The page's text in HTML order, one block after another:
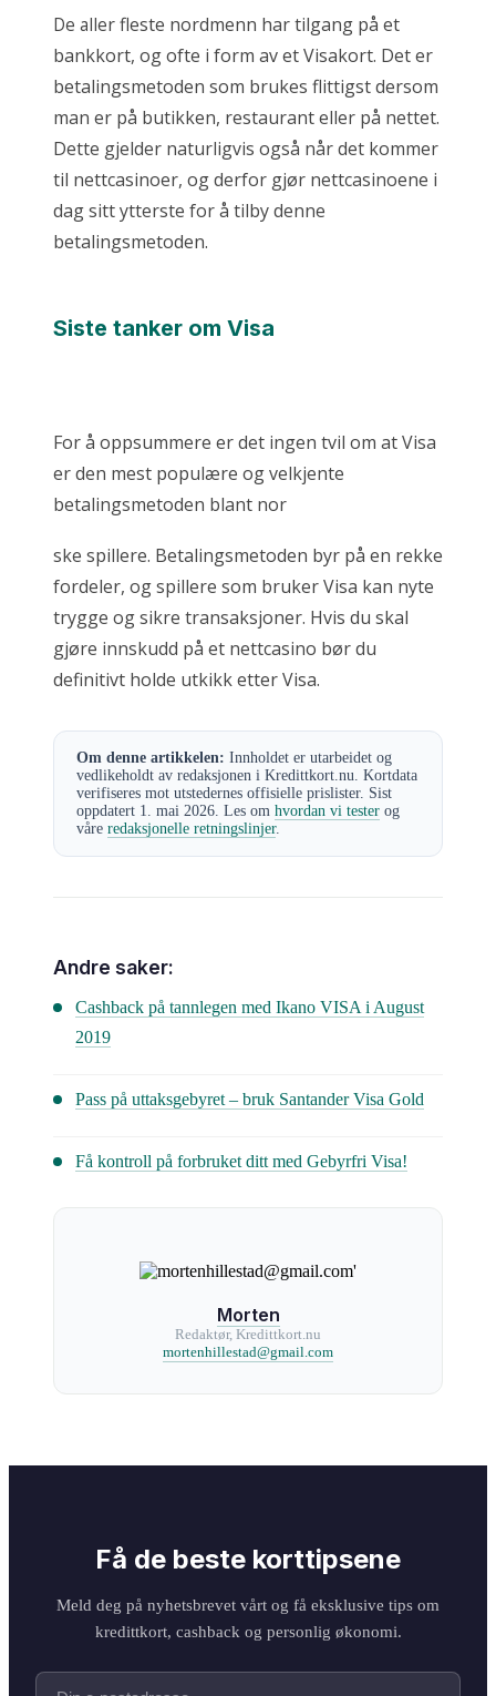
De aller fleste nordmenn har tilgang på et
bankkort, og ofte i form av et Visakort. Det er
betalingsmetoden som brukes flittigst dersom
man er på butikken, restaurant eller på nettet.
Dette gjelder naturligvis også når det kommer
til nettcasinoer, og derfor gjør nettcasinoene i
dag sitt ytterste for å tilby denne
betalingsmetoden.
Siste tanker om Visa
For å oppsummere er det ingen tvil om at Visa
er den mest populære og velkjente
betalingsmetoden blant nor
ske spillere. Betalingsmetoden byr på en rekke
fordeler, og spillere som bruker Visa kan nyte
trygge og sikre transaksjoner. Hvis du skal
gjøre innskudd på et nettcasino bør du
definitivt holde utkikk etter Visa.
Om denne artikkelen: Innholdet er utarbeidet og
vedlikeholdt av redaksjonen i Kredittkort.nu. Kortdata
verifiseres mot utstedernes offisielle prislister. Sist
oppdatert 1. mai 2026. Les om hvordan vi tester og
våre redaksjonelle retningslinjer.
Andre saker:
Cashback på tannlegen med Ikano VISA i August
2019
Pass på uttaksgebyret – bruk Santander Visa Gold
Få kontroll på forbruket ditt med Gebyrfri Visa!
Morten
Redaktør, Kredittkort.nu
mortenhillestad@gmail.com
Få de beste korttipsene
Meld deg på nyhetsbrevet vårt og få eksklusive tips om
kredittkort, cashback og personlig økonomi.